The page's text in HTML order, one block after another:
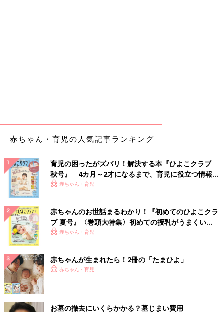
赤ちゃん・育児の人気記事ランキング
育児の困ったがズバリ！解決する本『ひよこクラブ
秋号』 4カ月～2才になるまで、育児に役立つ情報が
いっぱい！
赤ちゃん・育児
赤ちゃんのお世話まるわかり！『初めてのひよこクラ
ブ 夏号』〈巻頭大特集〉初めての授乳がうまくい
く！ おっぱい・ミルクの基本と夏のトラブル 解決テ
赤ちゃん・育児
赤ちゃんが生まれたら！2冊の「たまひよ」
赤ちゃん・育児
お墓の撤去にいくらかかる？墓じまい費用